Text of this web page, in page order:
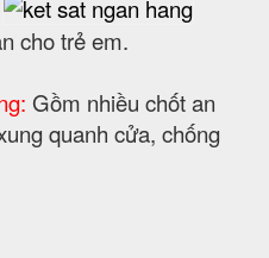
cho trẻ em.
Gồm nhiều chốt an
quanh cửa, chống